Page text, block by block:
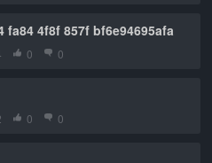
fa84 4f8f 857f bf6e94695afa
0 0
0 0